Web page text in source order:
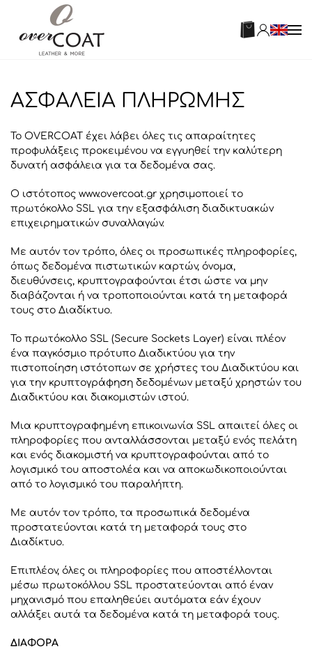
ΑΣΦΑΛΕΙΑ ΠΛΗΡΩΜΗΣ
Το OVERCOAT έχει λάβει όλες τις απαραίτητες
προφυλάξεις προκειμένου να εγγυηθεί την καλύτερη
δυνατή ασφάλεια για τα δεδομένα σας.
Ο ιστότοπος www.overcoat.gr χρησιμοποιεί το
πρωτόκολλο SSL για την εξασφάλιση διαδικτυακών
επιχειρηματικών συναλλαγών.
Με αυτόν τον τρόπο, όλες οι προσωπικές πληροφορίες,
όπως δεδομένα πιστωτικών καρτών, όνομα,
διευθύνσεις, κρυπτογραφούνται έτσι ώστε να μην
διαβάζονται ή να τροποποιούνται κατά τη μεταφορά
τους στο Διαδίκτυο.
Το πρωτόκολλο SSL (Secure Sockets Layer) είναι πλέον
ένα παγκόσμιο πρότυπο Διαδικτύου για την
πιστοποίηση ιστότοπων σε χρήστες του Διαδικτύου και
για την κρυπτογράφηση δεδομένων μεταξύ χρηστών του
Διαδικτύου και διακομιστών ιστού.
Μια κρυπτογραφημένη επικοινωνία SSL απαιτεί όλες οι
πληροφορίες που ανταλλάσσονται μεταξύ ενός πελάτη
και ενός διακομιστή να κρυπτογραφούνται από το
λογισμικό του αποστολέα και να αποκωδικοποιούνται
από το λογισμικό του παραλήπτη.
Με αυτόν τον τρόπο, τα προσωπικά δεδομένα
προστατεύονται κατά τη μεταφορά τους στο
Διαδίκτυο.
Επιπλέον, όλες οι πληροφορίες που αποστέλλονται
μέσω πρωτοκόλλου SSL προστατεύονται από έναν
μηχανισμό που επαληθεύει αυτόματα εάν έχουν
αλλάξει αυτά τα δεδομένα κατά τη μεταφορά τους.
ΔΙΑΦΟΡΑ